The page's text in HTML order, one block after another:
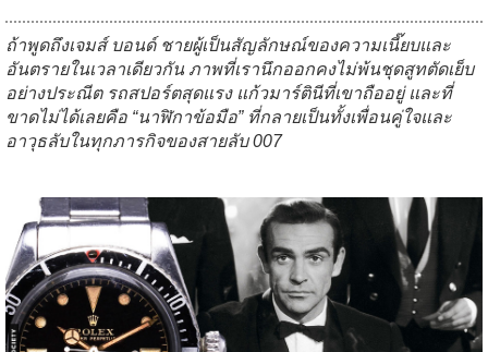
ถ้าพูดถึงเจมส์ บอนด์ ชายผู้เป็นสัญลักษณ์ของความเนี๊ยบและ
อันตรายในเวลาเดียวกัน ภาพที่เรานึกออกคงไม่พ้นชุดสูทตัดเย็บ
อย่างประณีต รถสปอร์ตสุดแรง แก้วมาร์ตินีที่เขาถืออยู่ และที่
ขาดไม่ได้เลยคือ “นาฬิกาข้อมือ” ที่กลายเป็นทั้งเพื่อนคู่ใจและ
อาวุธลับในทุกภารกิจของสายลับ 007